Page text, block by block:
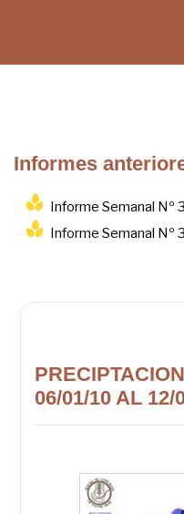
Informes
Informe Semanal Nº
Informe Semanal Nº
06/01/10 AL 12/